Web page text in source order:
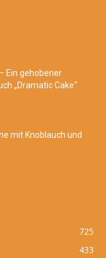
Ein gehobener
„Dramatic Cake“
mit Knoblauch und
725
433